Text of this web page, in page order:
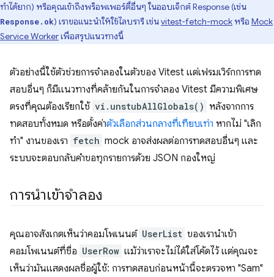
ทำได้ยาก) หรือคุณเข้าถึงพร็อพเพอร์ตี้อื่นๆ ในออบเจ็กต์ Response (เช่น
Response.ok) เราขอแนะนำให้ใช้ไลบรารี เช่นvitest-fetch-mock หรือ Mock
Service Workerเพื่อสรุปแนวทางนี้
ตัวอย่างนี้ใช้ตัวช่วยการจำลองในตัวของ Vitest แต่เฟรมเวิร์กการทด
สอบอื่นๆ ก็มีแนวทางที่คล้ายกันในการจำลอง Vitest มีความพิเศษ
ตรงที่คุณต้องเรียกใช้ vi.unstubAllGlobals() หลังจากการ
ทดสอบทั้งหมด หรือตั้งค่าตัวเลือกส่วนกลางที่เทียบเท่า หากไม่ "เลิก
ทำ" งานของเรา fetch mock อาจส่งผลต่อการทดสอบอื่นๆ และ
ระบบจะตอบกลับคําขอทุกรายการด้วย JSON กองใหญ่
การนําเข้าจำลอง
คุณอาจสังเกตเห็นว่าคอมโพเนนต์ UserList ของเรานําเข้า
คอมโพเนนต์ที่ชื่อ UserRow แม้ว่าเราจะไม่ได้ใส่โค้ดไว้ แต่คุณจะ
เห็นว่ามันแสดงผลชื่อผู้ใช้: การทดสอบก่อนหน้านี้จะตรวจหา "Sam"